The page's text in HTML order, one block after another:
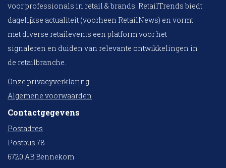
voor professionals in retail & brands. RetailTrends biedt
dagelijkse actualiteit (voorheen RetailNews) en vormt
met diverse retailevents een platform voor het
signaleren en duiden van relevante ontwikkelingen in
de retailbranche.
Onze privacyverklaring
Algemene voorwaarden
Contactgegevens
Postadres
Postbus 78
6720 AB Bennekom